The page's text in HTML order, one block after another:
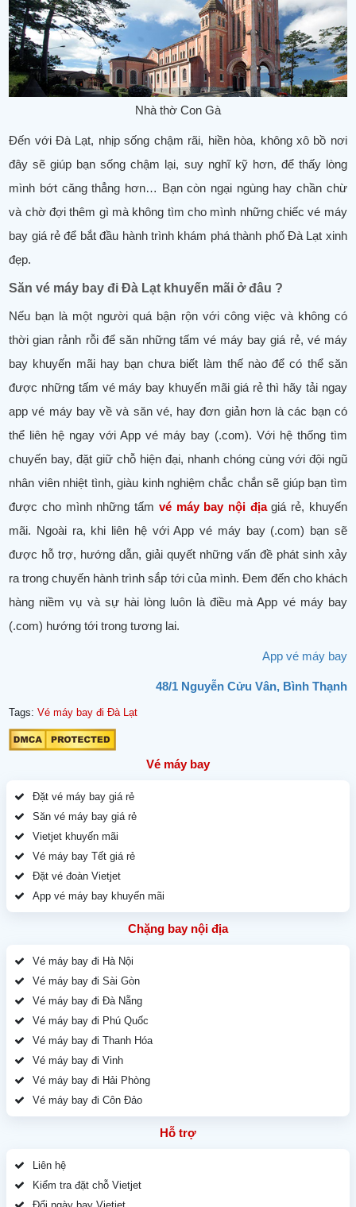
Nhà thờ Con Gà
Đến với Đà Lạt, nhịp sống chậm rãi, hiền hòa, không xô bồ nơi
đây sẽ giúp bạn sống chậm lại, suy nghĩ kỹ hơn, để thấy lòng
mình bớt căng thẳng hơn… Bạn còn ngại ngùng hay chần chừ
và chờ đợi thêm gì mà không tìm cho mình những chiếc vé máy
bay giá rẻ để bắt đầu hành trình khám phá thành phố Đà Lạt xinh
đẹp.
Săn vé máy bay đi Đà Lạt khuyến mãi ở đâu ?
Nếu bạn là một người quá bận rộn với công việc và không có
thời gian rảnh rỗi để săn những tấm vé máy bay giá rẻ, vé máy
bay khuyến mãi hay bạn chưa biết làm thế nào để có thể săn
được những tấm vé máy bay khuyến mãi giá rẻ thì hãy tải ngay
app vé máy bay về và săn vé, hay đơn giản hơn là các bạn có
thể liên hệ ngay với App vé máy bay (.com). Với hệ thống tìm
chuyến bay, đặt giữ chỗ hiện đại, nhanh chóng cùng với đội ngũ
nhân viên nhiệt tình, giàu kinh nghiệm chắc chắn sẽ giúp bạn tìm
được cho mình những tấm vé máy bay nội địagiá rẻ, khuyến
mãi. Ngoài ra, khi liên hệ với App vé máy bay (.com) bạn sẽ
được hỗ trợ, hướng dẫn, giải quyết những vấn đề phát sinh xảy
ra trong chuyến hành trình sắp tới của mình. Đem đến cho khách
hàng niềm vụ và sự hài lòng luôn là điều mà App vé máy bay
(.com) hướng tới trong tương lai.
App vé máy bay
48/1 Nguyễn Cửu Vân, Bình Thạnh
Tags:Vé máy bay đi Đà Lạt
Vé máy bay
Đặt vé máy bay giá rẻ
Săn vé máy bay giá rẻ
Vietjet khuyến mãi
Vé máy bay Tết giá rẻ
Đặt vé đoàn Vietjet
App vé máy bay khuyến mãi
Chặng bay nội địa
Vé máy bay đi Hà Nội
Vé máy bay đi Sài Gòn
Vé máy bay đi Đà Nẵng
Vé máy bay đi Phú Quốc
Vé máy bay đi Thanh Hóa
Vé máy bay đi Vinh
Vé máy bay đi Hải Phòng
Vé máy bay đi Côn Đảo
Hỗ trợ
Liên hệ
Kiểm tra đặt chỗ Vietjet